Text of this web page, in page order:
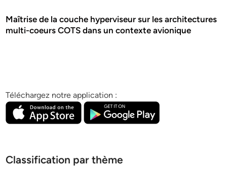
Maîtrise de la couche hyperviseur sur les architectures
multi-coeurs COTS dans un contexte avionique
Téléchargez notre application :
Classification par thème